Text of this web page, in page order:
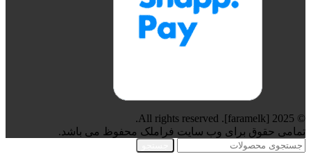
© 2025 [faramelk]. All rights reserved.
تمامی حقوق برای وب سایت فراملک محفوظ می باشد.